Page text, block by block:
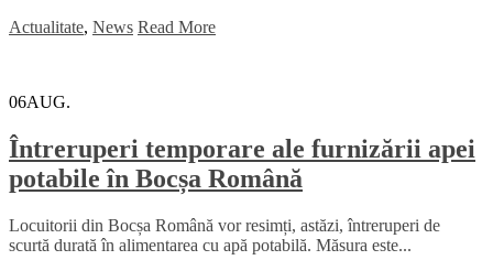
Actualitate, News Read More
06AUG.
Întreruperi temporare ale furnizării apei
potabile în Bocșa Română
Locuitorii din Bocșa Română vor resimți, astăzi, întreruperi de
scurtă durată în alimentarea cu apă potabilă. Măsura este...